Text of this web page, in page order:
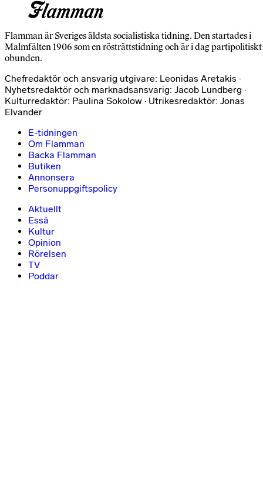
Flamman är Sveriges äldsta socialistiska tidning. Den startades i
Malmfälten 1906 som en rösträttstidning och är i dag partipolitiskt
obunden.
Chefredaktör och ansvarig utgivare: Leonidas Aretakis ·
Nyhetsredaktör och marknadsansvarig: Jacob Lundberg ·
Kulturredaktör: Paulina Sokolow · Utrikesredaktör: Jonas
Elvander
E-tidningen
Om Flamman
Backa Flamman
Butiken
Annonsera
Personuppgiftspolicy
Aktuellt
Essä
Kultur
Opinion
Rörelsen
TV
Poddar